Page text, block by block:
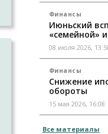
Финансы
Июньский
«семейной»
08 июля 2026,
Финансы
Снижение
обороты
15 мая 2026, 16:08
Все материалы